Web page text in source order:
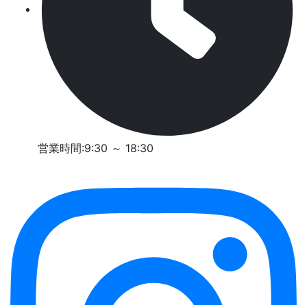
営業時間:9:30 ～ 18:30